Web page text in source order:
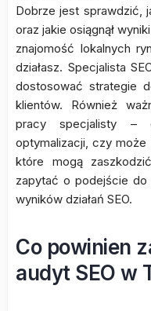
Dobrze jest sprawdzić,
oraz jakie osiągnął
znajomość lokalnych
działasz. Specjalista
dostosować strategie
klientów. Również
pracy specjalisty –
optymalizacji, czy
które mogą
zapytać o podejście do
wyników działań SEO.
Co powinien
audyt SEO w